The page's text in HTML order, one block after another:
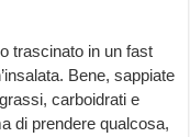
trascinato in un fast
Bene, sappiate
carboidrati e
di prendere qualcosa,